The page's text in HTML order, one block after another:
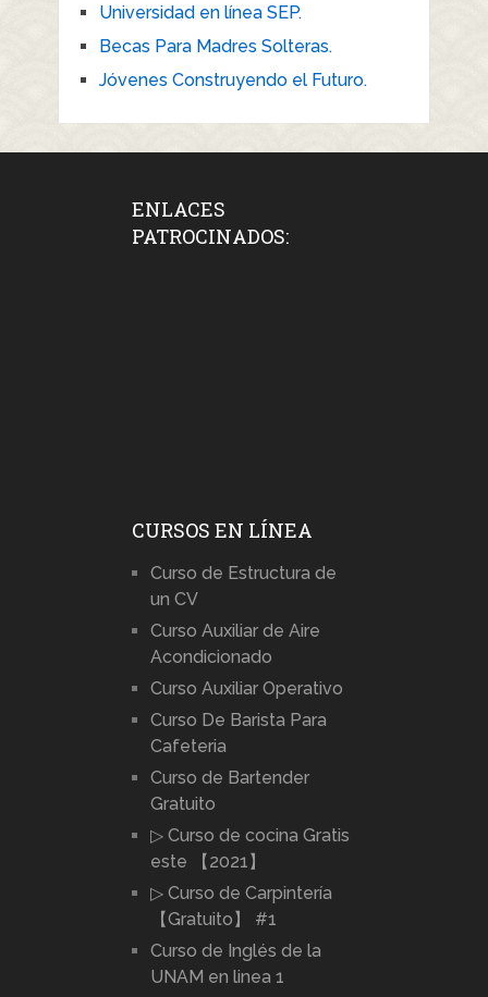
Universidad en línea SEP.
Becas Para Madres Solteras.
Jóvenes Construyendo el Futuro.
ENLACES
PATROCINADOS:
CURSOS EN LÍNEA
Curso de Estructura de
un CV
Curso Auxiliar de Aire
Acondicionado
Curso Auxiliar Operativo
Curso De Barista Para
Cafeteria
Curso de Bartender
Gratuito
▷ Curso de cocina Gratis
este 【2021】
▷ Curso de Carpintería
【Gratuito】 #1
Curso de Inglés de la
UNAM en linea 1